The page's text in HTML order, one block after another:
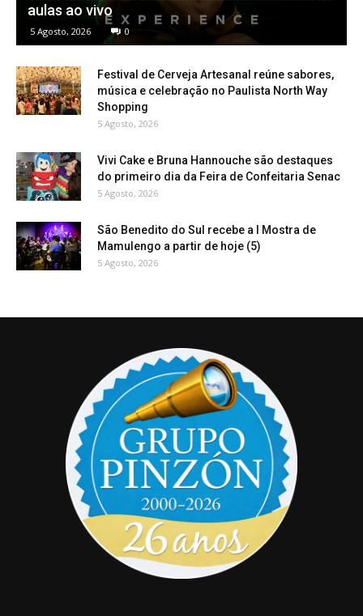
aulas ao vivo
5 Agosto, 2026 0
Festival de Cerveja Artesanal reúne sabores,
música e celebração no Paulista North Way
Shopping
5 Agosto, 2026
Vivi Cake e Bruna Hannouche são destaques
do primeiro dia da Feira de Confeitaria Senac
5 Agosto, 2026
São Benedito do Sul recebe a I Mostra de
Mamulengo a partir de hoje (5)
5 Agosto, 2026